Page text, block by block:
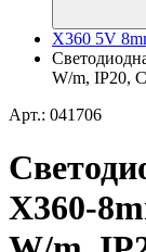
X360 5V
W/m, IP20,
Арт.: 041706
X360-